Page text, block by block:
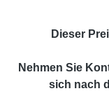
Dieser
Nehmen Sie
sich nach